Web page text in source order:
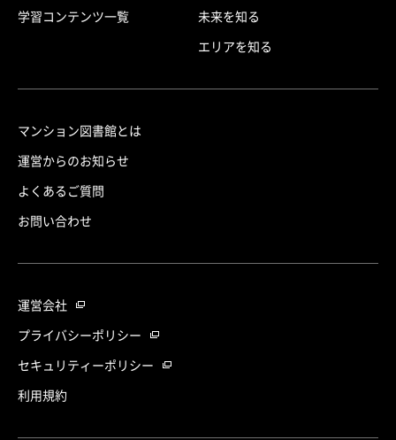
学習コンテンツ一覧
未来を知る
エリアを知る
マンション図書館とは
運営からのお知らせ
よくあるご質問
お問い合わせ
運営会社
プライバシーポリシー
セキュリティーポリシー
利用規約